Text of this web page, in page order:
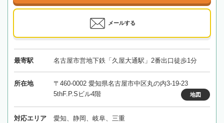
メールする
最寄駅 名古屋市営地下鉄「久屋大通駅」2番出口徒歩1分
所在地
〒460-0002 愛知県名古屋市中区丸の内3-19-23
5thF.P.Sビル4階
地図
対応エリア 愛知、静岡、岐阜、三重